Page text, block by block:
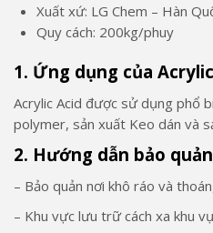
Xuất xứ: LG Chem – Hàn
Quy cách: 200kg/phuy
1. Ứng dụng của
Acrylic Acid được sử dụng phổ
polymer, sản xuất Keo dán và
2. Hướng dẫn bảo quản
– Bảo quản nơi khô ráo và
– Khu vực lưu trữ cách xa khu